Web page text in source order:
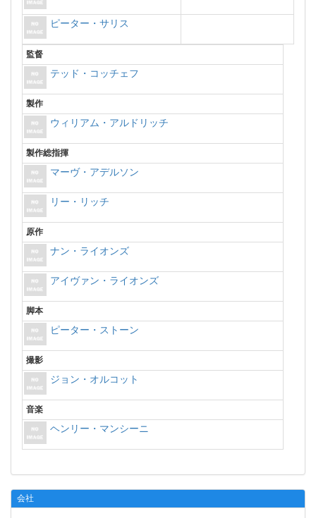
ピーター・サリス
監督
テッド・コッチェフ
製作
ウィリアム・アルドリッチ
製作総指揮
マーヴ・アデルソン
リー・リッチ
原作
ナン・ライオンズ
アイヴァン・ライオンズ
脚本
ピーター・ストーン
撮影
ジョン・オルコット
音楽
ヘンリー・マンシーニ
会社